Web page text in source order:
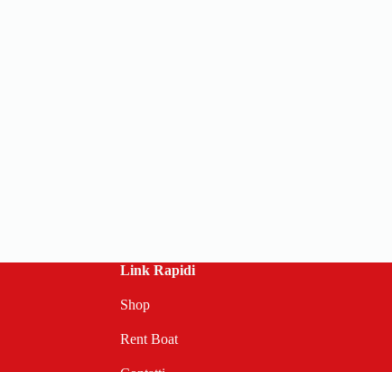
Link Rapidi
Shop
Rent Boat